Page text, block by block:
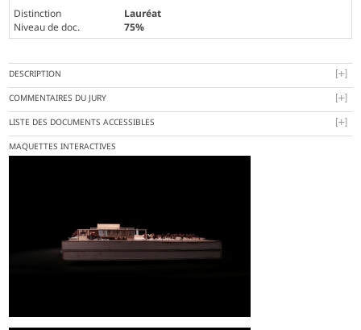
Distinction
Lauréat
Niveau de doc.
75%
DESCRIPTION
COMMENTAIRES DU JURY
LISTE DES DOCUMENTS ACCESSIBLES
MAQUETTES INTERACTIVES